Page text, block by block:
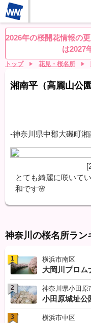
桜レーダー 名所ランキン
2026年の桜開花情報の
は2027
トップ 花見・桜名所
湘南平（高麗山公園
-神奈川県中郡大磯町
とても綺麗に咲いて
和です🌸
神奈川の桜名所ラン
1 横浜市南区
大岡川プロム
2 神奈川県小田原
小田原城址公
3 横浜市中区